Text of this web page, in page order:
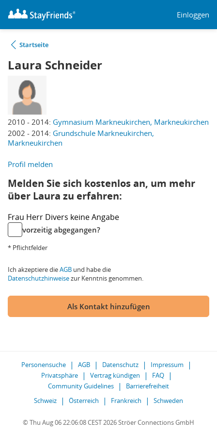
Einloggen
Startseite
Laura Schneider
2010 - 2014: Gymnasium Markneukirchen, Markneukirchen
2002 - 2014: Grundschule Markneukirchen,
Markneukirchen
Profil melden
Melden Sie sich kostenlos an, um mehr
über Laura zu erfahren:
Frau Herr Divers keine Angabe
vorzeitig abgegangen?
* Pflichtfelder
Ich akzeptiere dieAGB und habe die
Datenschutzhinweisezur Kenntnis genommen.
Als Kontakt hinzufügen
Personensuche AGB Datenschutz
Impressum
Privatsphäre
Vertrag kündigen
FAQ
Community Guidelines
Barrierefreiheit
Schweiz
Österreich Frankreich Schweden
© Thu Aug 06 22:06:08 CEST 2026 Ströer Connections GmbH